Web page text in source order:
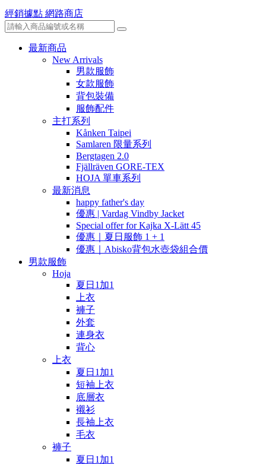
經銷據點 網路商店
最新商品
New Arrivals
男款服飾
女款服飾
背包裝備
服飾配件
主打系列
Kånken Taipei
Samlaren 限量系列
Bergtagen 2.0
Fjällräven GORE-TEX
HOJA 單車系列
最新消息
happy father's day
優惠 | Vardag Vindby Jacket
Special offer for Kajka X-Lätt 45
優惠｜夏日服飾 1 + 1
優惠｜Abisko背包水壺袋組合價
男款服飾
Hoja
夏日1加1
上衣
褲子
外套
連身衣
背心
上衣
夏日1加1
短袖上衣
底層衣
襯衫
長袖上衣
毛衣
褲子
夏日1加1